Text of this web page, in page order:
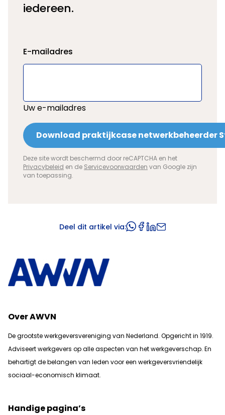
iedereen.
E-mailadres
Uw e-mailadres
Deze site wordt beschermd door reCAPTCHA en het
Privacybeleid en de Servicevoorwaarden van Google zijn
van toepassing.
Deel dit artikel via:
Over AWVN
De grootste werkgeversvereniging van Nederland. Opgericht in 1919.
Adviseert werkgevers op alle aspecten van het werkgeverschap. En
behartigt de belangen van leden voor een werkgeversvriendelijk
sociaal-economisch klimaat.
Handige pagina’s